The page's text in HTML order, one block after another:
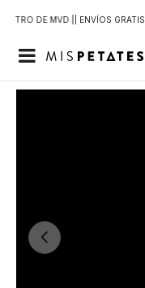
DE MVD | | ENVÍOS GRATIS
